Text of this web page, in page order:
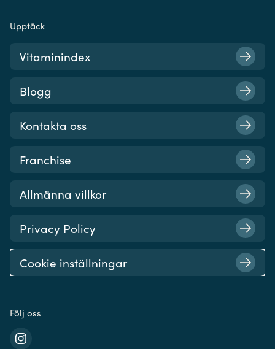
Upptäck
Vitaminindex
Blogg
Kontakta oss
Franchise
Allmänna villkor
Privacy Policy
Cookie inställningar
Följ oss